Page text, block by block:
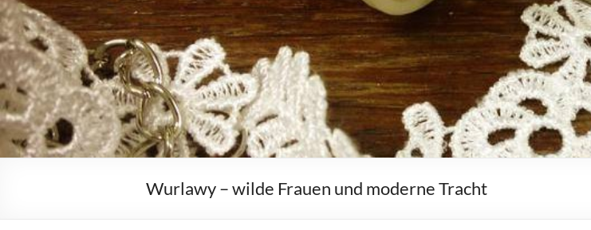
Wurlawy – wilde Frauen und moderne Tracht